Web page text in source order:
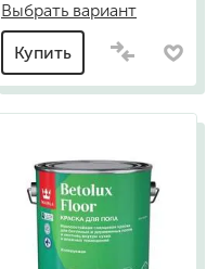
Выбрать вариант
Купить